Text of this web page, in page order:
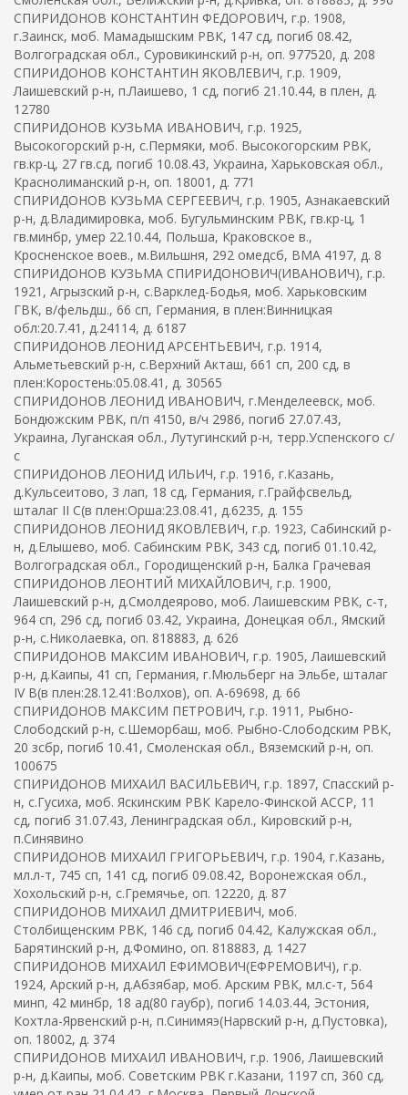
СПИРИДОНОВ КОНСТАНТИН ФЕДОРОВИЧ, г.р. 1908,
г.Заинск, моб. Мамадышским РВК, 147 сд, погиб 08.42,
Волгоградская обл., Суровикинский р-н, оп. 977520, д. 208
СПИРИДОНОВ КОНСТАНТИН ЯКОВЛЕВИЧ, г.р. 1909,
Лаишевский р-н, п.Лаишево, 1 сд, погиб 21.10.44, в плен, д.
12780
СПИРИДОНОВ КУЗЬМА ИВАНОВИЧ, г.р. 1925,
Высокогорский р-н, с.Пермяки, моб. Высокогорским РВК,
гв.кр-ц, 27 гв.сд, погиб 10.08.43, Украина, Харьковская обл.,
Краснолиманский р-н, оп. 18001, д. 771
СПИРИДОНОВ КУЗЬМА СЕРГЕЕВИЧ, г.р. 1905, Азнакаевский
р-н, д.Владимировка, моб. Бугульминским РВК, гв.кр-ц, 1
гв.минбр, умер 22.10.44, Польша, Краковское в.,
Кросненское воев., м.Вильшня, 292 омедсб, ВМА 4197, д. 8
СПИРИДОНОВ КУЗЬМА СПИРИДОНОВИЧ(ИВАНОВИЧ), г.р.
1921, Агрызский р-н, с.Варклед-Бодья, моб. Харьковским
ГВК, в/фельдш., 66 сп, Германия, в плен:Винницкая
обл:20.7.41, д.24114, д. 6187
СПИРИДОНОВ ЛЕОНИД АРСЕНТЬЕВИЧ, г.р. 1914,
Альметьевский р-н, с.Верхний Акташ, 661 сп, 200 сд, в
плен:Коростень:05.08.41, д. 30565
СПИРИДОНОВ ЛЕОНИД ИВАНОВИЧ, г.Менделеевск, моб.
Бондюжским РВК, п/п 4150, в/ч 2986, погиб 27.07.43,
Украина, Луганская обл., Лутугинский р-н, терр.Успенского с/
с
СПИРИДОНОВ ЛЕОНИД ИЛЬИЧ, г.р. 1916, г.Казань,
д.Кульсеитово, 3 лап, 18 сд, Германия, г.Грайфсвельд,
шталаг II C(в плен:Орша:23.08.41, д.6235, д. 155
СПИРИДОНОВ ЛЕОНИД ЯКОВЛЕВИЧ, г.р. 1923, Сабинский р-
н, д.Елышево, моб. Сабинским РВК, 343 сд, погиб 01.10.42,
Волгоградская обл., Городищенский р-н, Балка Грачевая
СПИРИДОНОВ ЛЕОНТИЙ МИХАЙЛОВИЧ, г.р. 1900,
Лаишевский р-н, д.Смолдеярово, моб. Лаишевским РВК, с-т,
964 сп, 296 сд, погиб 03.42, Украина, Донецкая обл., Ямский
р-н, с.Николаевка, оп. 818883, д. 626
СПИРИДОНОВ МАКСИМ ИВАНОВИЧ, г.р. 1905, Лаишевский
р-н, д.Каипы, 41 сп, Германия, г.Мюльберг на Эльбе, шталаг
IV B(в плен:28.12.41:Волхов), оп. А-69698, д. 66
СПИРИДОНОВ МАКСИМ ПЕТРОВИЧ, г.р. 1911, Рыбно-
Слободский р-н, с.Шеморбаш, моб. Рыбно-Слободским РВК,
20 зсбр, погиб 10.41, Смоленская обл., Вяземский р-н, оп.
100675
СПИРИДОНОВ МИХАИЛ ВАСИЛЬЕВИЧ, г.р. 1897, Спасский р-
н, с.Гусиха, моб. Яскинским РВК Карело-Финской АССР, 11
сд, погиб 31.07.43, Ленинградская обл., Кировский р-н,
п.Синявино
СПИРИДОНОВ МИХАИЛ ГРИГОРЬЕВИЧ, г.р. 1904, г.Казань,
мл.л-т, 745 сп, 141 сд, погиб 09.08.42, Воронежская обл.,
Хохольский р-н, с.Гремячье, оп. 12220, д. 87
СПИРИДОНОВ МИХАИЛ ДМИТРИЕВИЧ, моб.
Столбищенским РВК, 146 сд, погиб 04.42, Калужская обл.,
Барятинский р-н, д.Фомино, оп. 818883, д. 1427
СПИРИДОНОВ МИХАИЛ ЕФИМОВИЧ(ЕФРЕМОВИЧ), г.р.
1924, Арский р-н, д.Абзябар, моб. Арским РВК, мл.с-т, 564
минп, 42 минбр, 18 ад(80 гаубр), погиб 14.03.44, Эстония,
Кохтла-Ярвенский р-н, п.Синимяэ(Нарвский р-н, д.Пустовка),
оп. 18002, д. 374
СПИРИДОНОВ МИХАИЛ ИВАНОВИЧ, г.р. 1906, Лаишевский
р-н, д.Каипы, моб. Советским РВК г.Казани, 1197 сп, 360 сд,